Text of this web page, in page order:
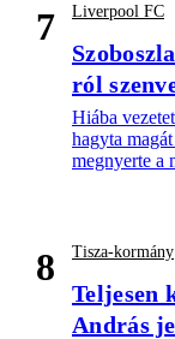
7 Liverpool FC
ról
Hiába
hagyta
megnyerte a
8 Tisza-kormány
Teljesen
András